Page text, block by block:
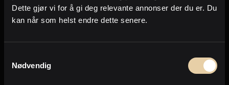
Dette gjør vi for å gi deg relevante annonser der du er. Du
kan når som helst endre dette senere.
Nødvendig
Lomtjednvegen 12